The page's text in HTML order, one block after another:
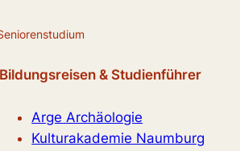
Bildungsreisen & Studienführer
Arge Archäologie
Kulturakademie Naumburg